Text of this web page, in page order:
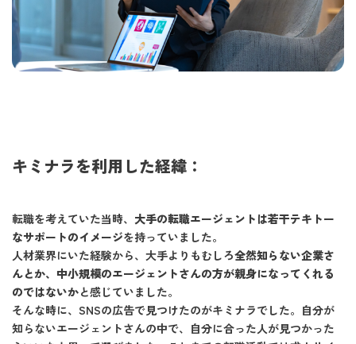
キミナラを利用した経緯：
転職を考えていた当時、 大手の転職エージェントは若干テキトー
なサポートのイメージを持っていました。
人材業界にいた経験から、大手よりもむしろ全然知らない企業さ
んとか、中小規模のエージェントさんの方が親身になってくれる
のではないかと感じていました。
そんな時に、SNSの広告で見つけたのがキミナラでした。自分が
知らないエージェントさんの中で、自分に合った人が見つかった